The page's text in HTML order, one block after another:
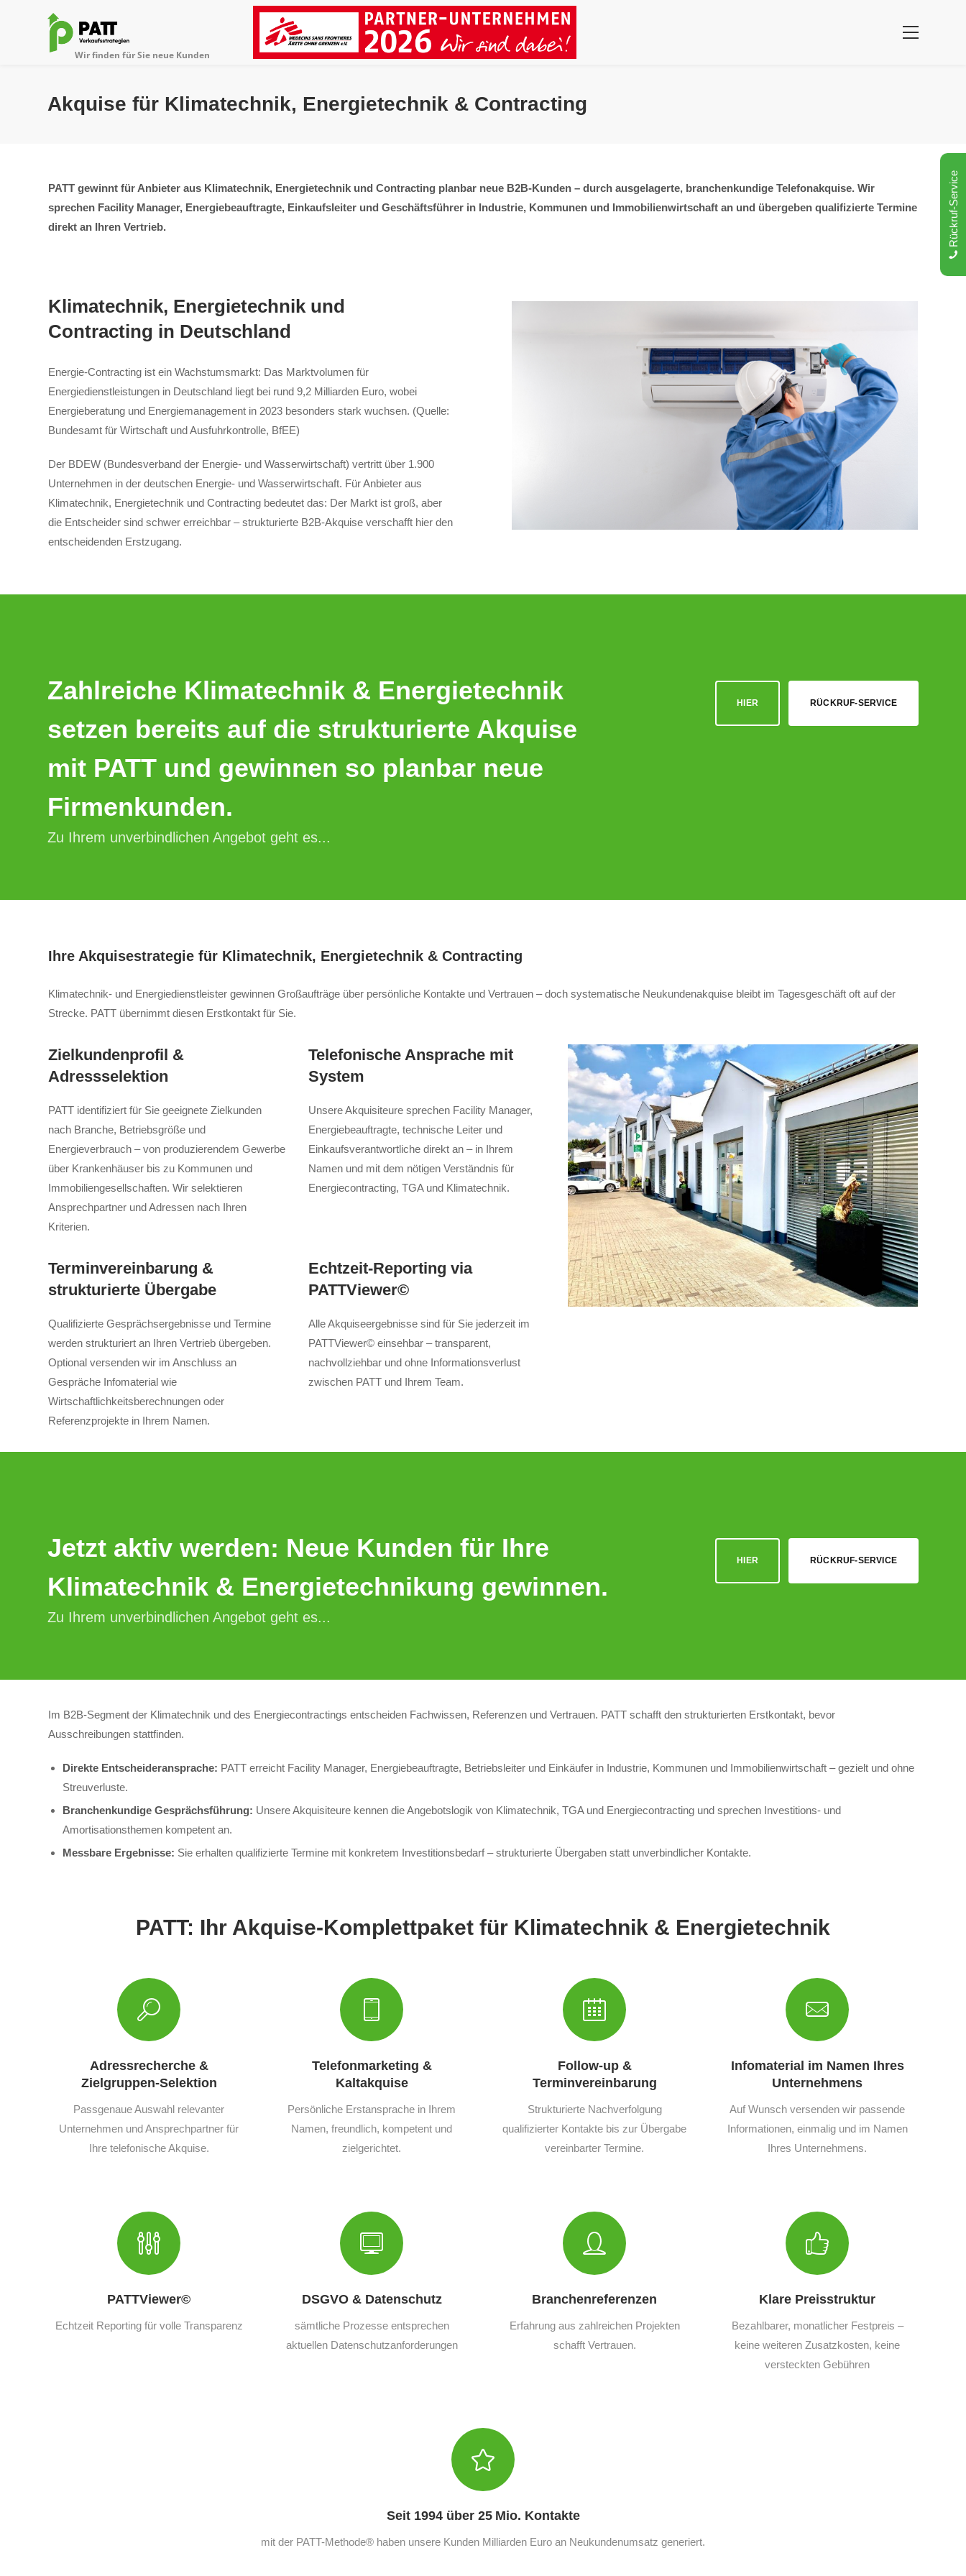
Akquise für Klimatechnik, Energietechnik & Contracting
PATT gewinnt für Anbieter aus Klimatechnik, Energietechnik und Contracting planbar neue B2B-Kunden – durch ausgelagerte, branchenkundige Telefonakquise. Wir
sprechen Facility Manager, Energiebeauftragte, Einkaufsleiter und Geschäftsführer in Industrie, Kommunen und Immobilienwirtschaft an und übergeben qualifizierte Termine
direkt an Ihren Vertrieb.
Klimatechnik, Energietechnik und
Contracting in Deutschland
Energie-Contracting ist ein Wachstumsmarkt: Das Marktvolumen für
Energiedienstleistungen in Deutschland liegt bei rund 9,2 Milliarden Euro, wobei
Energieberatung und Energiemanagement in 2023 besonders stark wuchsen. (Quelle:
Bundesamt für Wirtschaft und Ausfuhrkontrolle, BfEE)
Der BDEW (Bundesverband der Energie- und Wasserwirtschaft) vertritt über 1.900
Unternehmen in der deutschen Energie- und Wasserwirtschaft. Für Anbieter aus
Klimatechnik, Energietechnik und Contracting bedeutet das: Der Markt ist groß, aber
die Entscheider sind schwer erreichbar – strukturierte B2B-Akquise verschafft hier den
entscheidenden Erstzugang.
Zahlreiche Klimatechnik & Energietechnik
setzen bereits auf die strukturierte Akquise
mit PATT und gewinnen so planbar neue
Firmenkunden.
Zu Ihrem unverbindlichen Angebot geht es...
HIER RÜCKRUF-SERVICE
Ihre Akquisestrategie für Klimatechnik, Energietechnik & Contracting
Klimatechnik- und Energiedienstleister gewinnen Großaufträge über persönliche Kontakte und Vertrauen – doch systematische Neukundenakquise bleibt im Tagesgeschäft oft auf der
Strecke. PATT übernimmt diesen Erstkontakt für Sie.
Zielkundenprofil &
Adressselektion
PATT identifiziert für Sie geeignete Zielkunden
nach Branche, Betriebsgröße und
Energieverbrauch – von produzierendem Gewerbe
über Krankenhäuser bis zu Kommunen und
Immobiliengesellschaften. Wir selektieren
Ansprechpartner und Adressen nach Ihren
Kriterien.
Telefonische Ansprache mit
System
Unsere Akquisiteure sprechen Facility Manager,
Energiebeauftragte, technische Leiter und
Einkaufsverantwortliche direkt an – in Ihrem
Namen und mit dem nötigen Verständnis für
Energiecontracting, TGA und Klimatechnik.
Terminvereinbarung &
strukturierte Übergabe
Qualifizierte Gesprächsergebnisse und Termine
werden strukturiert an Ihren Vertrieb übergeben.
Optional versenden wir im Anschluss an
Gespräche Infomaterial wie
Wirtschaftlichkeitsberechnungen oder
Referenzprojekte in Ihrem Namen.
Echtzeit-Reporting via
PATTViewer©
Alle Akquiseergebnisse sind für Sie jederzeit im
PATTViewer© einsehbar – transparent,
nachvollziehbar und ohne Informationsverlust
zwischen PATT und Ihrem Team.
Jetzt aktiv werden: Neue Kunden für Ihre
Klimatechnik & Energietechnikung gewinnen.
Zu Ihrem unverbindlichen Angebot geht es...
HIER RÜCKRUF-SERVICE
Im B2B-Segment der Klimatechnik und des Energiecontractings entscheiden Fachwissen, Referenzen und Vertrauen. PATT schafft den strukturierten Erstkontakt, bevor
Ausschreibungen stattfinden.
Direkte Entscheideransprache: PATT erreicht Facility Manager, Energiebeauftragte, Betriebsleiter und Einkäufer in Industrie, Kommunen und Immobilienwirtschaft – gezielt und ohne
Streuverluste.
Branchenkundige Gesprächsführung: Unsere Akquisiteure kennen die Angebotslogik von Klimatechnik, TGA und Energiecontracting und sprechen Investitions- und
Amortisationsthemen kompetent an.
Messbare Ergebnisse: Sie erhalten qualifizierte Termine mit konkretem Investitionsbedarf – strukturierte Übergaben statt unverbindlicher Kontakte.
PATT: Ihr Akquise-Komplettpaket für Klimatechnik & Energietechnik
Adressrecherche &
Zielgruppen-Selektion
Passgenaue Auswahl relevanter
Unternehmen und Ansprechpartner für
Ihre telefonische Akquise.
Telefonmarketing &
Kaltakquise
Persönliche Erstansprache in Ihrem
Namen, freundlich, kompetent und
zielgerichtet.
Follow-up &
Terminvereinbarung
Strukturierte Nachverfolgung
qualifizierter Kontakte bis zur Übergabe
vereinbarter Termine.
Infomaterial im Namen Ihres
Unternehmens
Auf Wunsch versenden wir passende
Informationen, einmalig und im Namen
Ihres Unternehmens.
PATTViewer©
Echtzeit Reporting für volle Transparenz
DSGVO & Datenschutz
sämtliche Prozesse entsprechen
aktuellen Datenschutzanforderungen
Branchenreferenzen
Erfahrung aus zahlreichen Projekten
schafft Vertrauen.
Klare Preisstruktur
Bezahlbarer, monatlicher Festpreis –
keine weiteren Zusatzkosten, keine
versteckten Gebühren
Seit 1994 über 25 Mio. Kontakte
mit der PATT-Methode® haben unsere Kunden Milliarden Euro an Neukundenumsatz generiert.
Rückruf-Service